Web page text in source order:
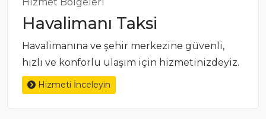
Havalimanı Taksi
Havalimanına ve şehir merkezine güvenli,
hızlı ve konforlu ulaşım için hizmetinizdeyiz.
Hizmeti İnceleyin